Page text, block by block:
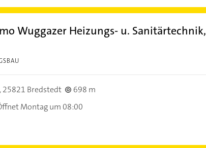
Wuggazer Heizungs- u. Sanitärtechnik,
25821 Bredstedt
698 m
Montag um 08:00